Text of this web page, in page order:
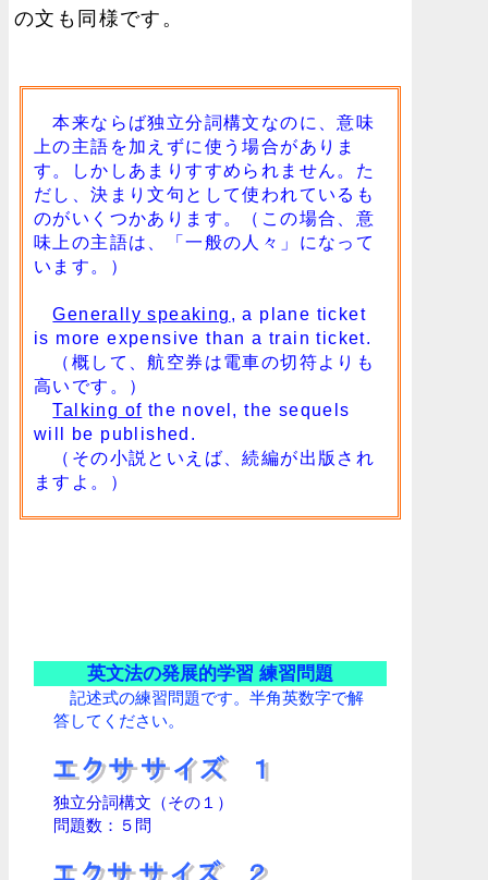
の文も同様です。
本来ならば独立分詞構文なのに、意味
上の主語を加えずに使う場合がありま
す。しかしあまりすすめられません。た
だし、決まり文句として使われているも
のがいくつかあります。（この場合、意
味上の主語は、「一般の人々」になって
います。）
Generally speaking , a plane ticket
is more expensive than a train ticket.
（概して、航空券は電車の切符よりも
高いです。）
Talking of the novel, the sequels
will be published.
（その小説といえば、続編が出版され
ますよ。）
英文法の発展的学習 練習問題
記述式の練習問題です。半角英数字で解
答してください。
独立分詞構文（その１）
問題数：５問